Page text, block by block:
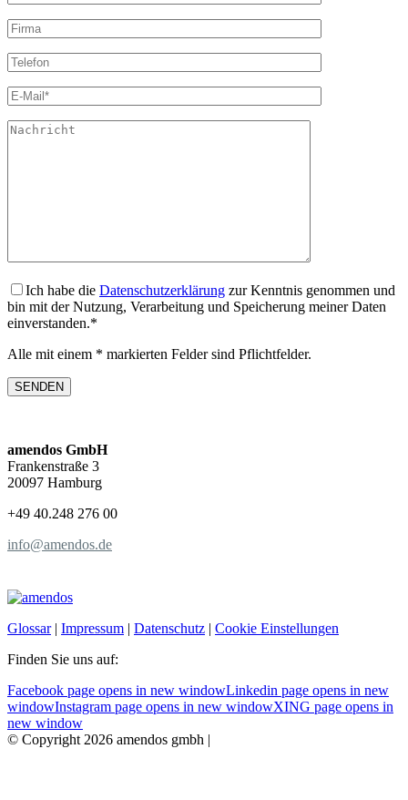
Ich habe die Datenschutzerklärung zur Kenntnis genommen und
bin mit der Nutzung, Verarbeitung und Speicherung meiner Daten
einverstanden.*
Alle mit einem * markierten Felder sind Pflichtfelder.
amendos GmbH
Frankenstraße 3
20097 Hamburg
+49 40.248 276 00
info@amendos.de
Glossar| Impressum | Datenschutz | Cookie Einstellungen
Finden Sie uns auf:
Facebook page opens in new windowLinkedin page opens in new
windowInstagram page opens in new windowXING page opens in
new window
© Copyright 2026 amendos gmbh |